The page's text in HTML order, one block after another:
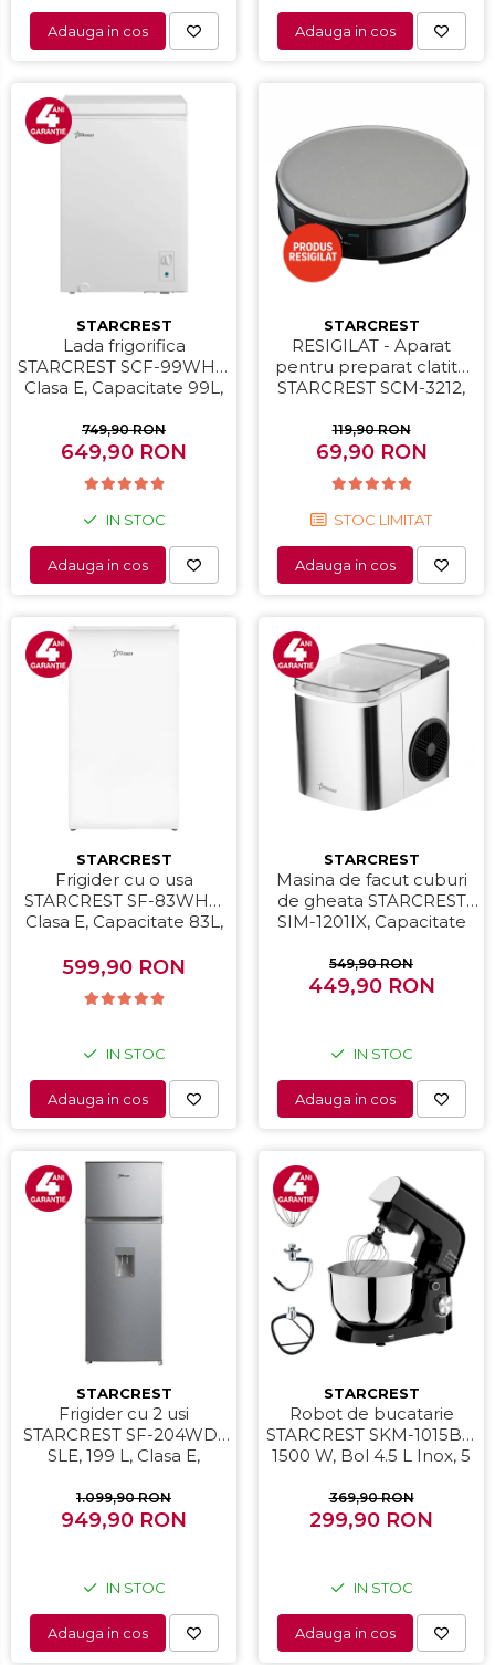
Adauga in cos Adauga in cos
STARCREST
Lada frigorifica
STARCREST SCF-99WHE,
Clasa E, Capacitate 99L,
functie frigider,
Termostat reglabil, Alb
749,90 RON
649,90 RON
IN STOC
Adauga in cos
STARCREST
RESIGILAT - Aparat
pentru preparat clatite
STARCREST SCM-3212,
ceramic antiaderent, 30
cm, Inox / Negru
119,90 RON
69,90 RON
STOC LIMITAT
Adauga in cos
STARCREST
Frigider cu o usa
STARCREST SF-83WHE,
Clasa E, Capacitate 83L,
Compartiment gheata, H
85 cm, Alb
599,90 RON
IN STOC
Adauga in cos
STARCREST
Masina de facut cuburi
de gheata STARCREST
SIM-1201IX, Capacitate
dimensiuni pentru
cuburi, Rezervor apa 1.3 l,
549,90 RON
449,90 RON
IN STOC
Adauga in cos
STARCREST
Frigider cu 2 usi
STARCREST SF-204WD-
SLE, 199 L, Clasa E,
LED, Termostat Ajustabil,
Usi reversibile, H 143 cm,
1.099,90 RON
949,90 RON
IN STOC
Adauga in cos
STARCREST
Robot de bucatarie
STARCREST SKM-1015BK,
1500 W, Bol 4.5 L Inox, 5
Pulse, Negru
369,90 RON
299,90 RON
IN STOC
Adauga in cos